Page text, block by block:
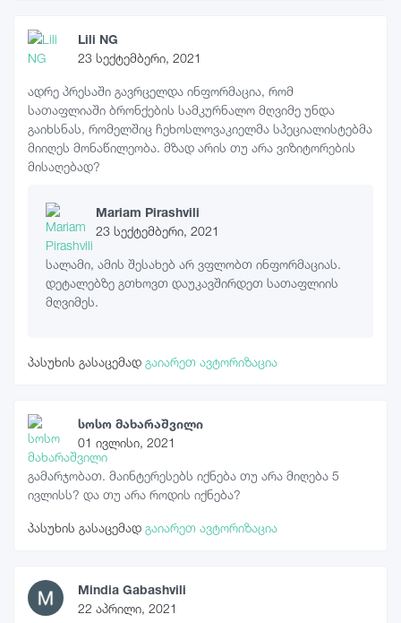
Lili NG
23 სექტემბერი, 2021
ადრე პრესაში გავრცელდა ინფორმაცია, რომ
სათაფლიაში ბრონქების სამკურნალო მღვიმე უნდა
გაიხსნას, რომელშიც ჩეხოსლოვაკიელმა სპეციალისტებმა
მიიღეს მონაწილეობა. მზად არის თუ არა ვიზიტორების
მისაღებად?
Mariam Pirashvili
23 სექტემბერი, 2021
სალამი, ამის შესახებ არ ვფლობთ ინფორმაციას.
დეტალებზე გთხოვთ დაუკავშირდეთ სათაფლიის
მღვიმეს.
პასუხის გასაცემად გაიარეთ ავტორიზაცია
სოსო მახარაშვილი
01 ივლისი, 2021
გამარჯობათ. მაინტერესებს იქნება თუ არა მიღება 5
ივლისს? და თუ არა როდის იქნება?
პასუხის გასაცემად გაიარეთ ავტორიზაცია
Mindia Gabashvili
22 აპრილი, 2021